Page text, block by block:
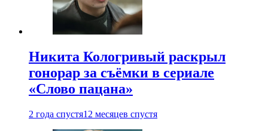
Никита Кологривый раскрыл
гонорар за съёмки в сериале
«Слово пацана»
2 года спустя12 месяцев спустя